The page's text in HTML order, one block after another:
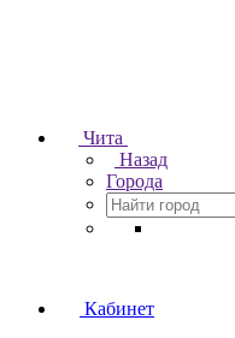
Чита
Назад
Города
Кабинет